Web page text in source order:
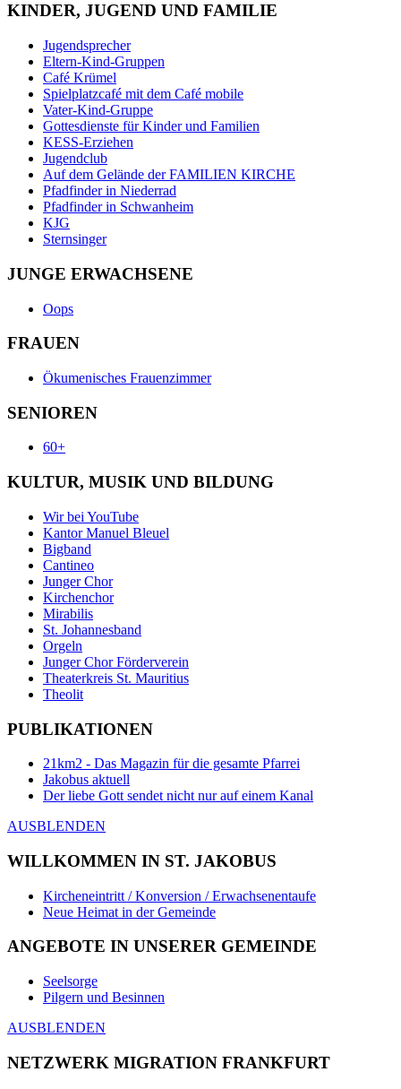
KINDER, JUGEND UND FAMILIE
Jugendsprecher
Eltern-Kind-Gruppen
Café Krümel
Spielplatzcafé mit dem Café mobile
Vater-Kind-Gruppe
Gottesdienste für Kinder und Familien
KESS-Erziehen
Jugendclub
Auf dem Gelände der FAMILIEN KIRCHE
Pfadfinder in Niederrad
Pfadfinder in Schwanheim
KJG
Sternsinger
JUNGE ERWACHSENE
Oops
FRAUEN
Ökumenisches Frauenzimmer
SENIOREN
60+
KULTUR, MUSIK UND BILDUNG
Wir bei YouTube
Kantor Manuel Bleuel
Bigband
Cantineo
Junger Chor
Kirchenchor
Mirabilis
St. Johannesband
Orgeln
Junger Chor Förderverein
Theaterkreis St. Mauritius
Theolit
PUBLIKATIONEN
21km2 - Das Magazin für die gesamte Pfarrei
Jakobus aktuell
Der liebe Gott sendet nicht nur auf einem Kanal
AUSBLENDEN
WILLKOMMEN IN ST. JAKOBUS
Kircheneintritt / Konversion / Erwachsenentaufe
Neue Heimat in der Gemeinde
ANGEBOTE IN UNSERER GEMEINDE
Seelsorge
Pilgern und Besinnen
AUSBLENDEN
NETZWERK MIGRATION FRANKFURT